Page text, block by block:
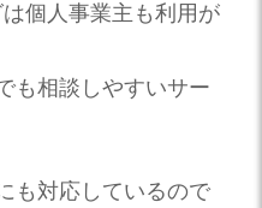
個人事業主も利用が
も相談しやすいサー
も対応しているので